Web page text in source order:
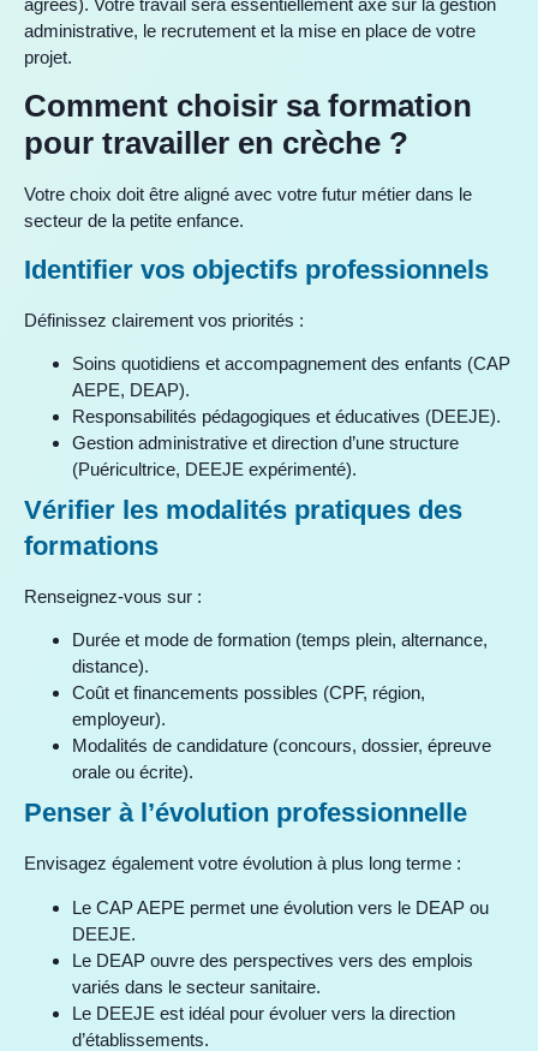
administrative, le recrutement et la mise en place de votre
projet.
Comment choisir sa formation
pour travailler en crèche ?
Votre choix doit être aligné avec votre futur métier dans le
secteur de la petite enfance.
Identifier vos objectifs professionnels
Définissez clairement vos priorités :
Soins quotidiens et accompagnement des enfants (CAP
AEPE, DEAP).
Responsabilités pédagogiques et éducatives (DEEJE).
Gestion administrative et direction d’une structure
(Puéricultrice, DEEJE expérimenté).
Vérifier les modalités pratiques des
formations
Renseignez-vous sur :
Durée et mode de formation (temps plein, alternance,
distance).
Coût et financements possibles (CPF, région,
employeur).
Modalités de candidature (concours, dossier, épreuve
orale ou écrite).
Penser à l’évolution professionnelle
Envisagez également votre évolution à plus long terme :
Le CAP AEPE permet une évolution vers le DEAP ou
DEEJE.
Le DEAP ouvre des perspectives vers des emplois
variés dans le secteur sanitaire.
Le DEEJE est idéal pour évoluer vers la direction
d’établissements.